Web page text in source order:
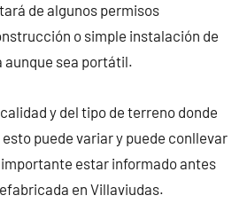
de algunos permisos
o simple instalación de
aunque sea portátil.
y del tipo de terreno donde
puede variar y puede conllevar
estar informado antes
en Villaviudas.